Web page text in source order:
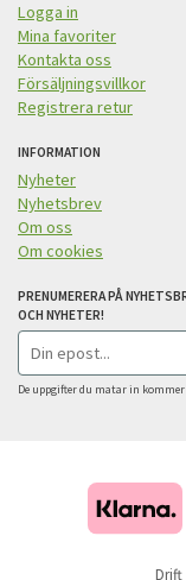
Logga in
Mina favoriter
Kontakta oss
Försäljningsvillkor
Registrera retur
INFORMATION
Nyheter
Nyhetsbrev
Om oss
Om cookies
PRENUMERERA PÅ
OCH NYHETER!
E-
postadress
De uppgifter du matar in